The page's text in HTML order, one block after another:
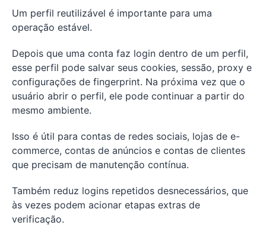
Um perfil reutilizável é importante para uma
operação estável.
Depois que uma conta faz login dentro de um perfil,
esse perfil pode salvar seus cookies, sessão, proxy e
configurações de fingerprint. Na próxima vez que o
usuário abrir o perfil, ele pode continuar a partir do
mesmo ambiente.
Isso é útil para contas de redes sociais, lojas de e-
commerce, contas de anúncios e contas de clientes
que precisam de manutenção contínua.
Também reduz logins repetidos desnecessários, que
às vezes podem acionar etapas extras de
verificação.